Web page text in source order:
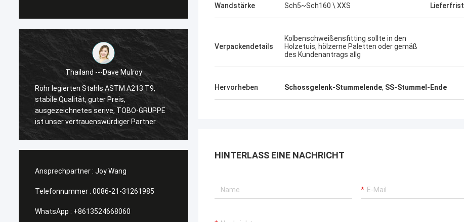
Thailand ---Dave Mulroy
legierten Stahls ASTM A213 T9,
Qualität, guter Preis,
serive, TOBO-GRUPPE
unser vertrauenswürdiger Partner.
Qualität, mögen wir das! Und Lieferfrist in
der Zeit auch, sehr Berufs.
In der spätesten Verkäuferbewertung
gewann TOBO die ausgezeichnete
Ansprechpartner : Joy Wang
Telefonnummer : 0086-21-31261985
WhatsApp : +8613524668060
Wandstärke Sch5~Sch160 \ XXS Lieferfrist
Verpackendetails
Kolbenschweißensfitting sollte in den
Holzetuis, hölzerne Paletten oder gemäß
des Kundenantrags allg
Hervorheben Schossgelenk-Stummelende, SS-Stummel-Ende
HINTERLASS EINE NACHRICHT